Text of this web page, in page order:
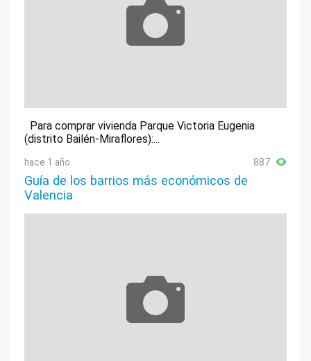
Para comprar vivienda Parque Victoria Eugenia
(distrito Bailén-Miraflores):...
hace 1 año 887
Guía de los barrios más económicos de
Valencia